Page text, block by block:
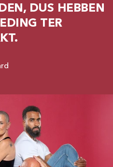
DUS HEBBEN
TER